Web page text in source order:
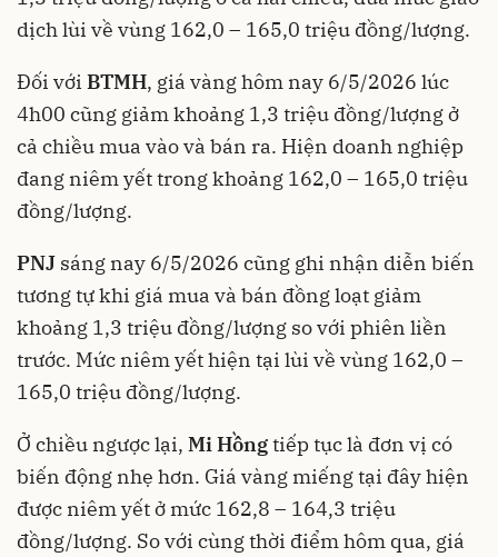
dịch lùi về vùng 162,0 – 165,0 triệu đồng/lượng.
Đối với BTMH, giá vàng hôm nay 6/5/2026 lúc
4h00 cũng giảm khoảng 1,3 triệu đồng/lượng ở
cả chiều mua vào và bán ra. Hiện doanh nghiệp
đang niêm yết trong khoảng 162,0 – 165,0 triệu
đồng/lượng.
PNJ sáng nay 6/5/2026 cũng ghi nhận diễn biến
tương tự khi giá mua và bán đồng loạt giảm
khoảng 1,3 triệu đồng/lượng so với phiên liền
trước. Mức niêm yết hiện tại lùi về vùng 162,0 –
165,0 triệu đồng/lượng.
Ở chiều ngược lại, Mi Hồngtiếp tục là đơn vị có
biến động nhẹ hơn. Giá vàng miếng tại đây hiện
được niêm yết ở mức 162,8 – 164,3 triệu
đồng/lượng. So với cùng thời điểm hôm qua, giá